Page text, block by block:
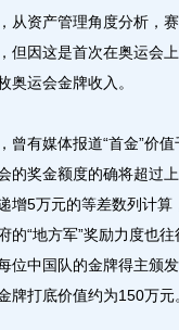
资产管理角度分析，赛
但因这是首次在奥运会
奥运会金牌收入。
有媒体报道“首金”价值
的奖金额度的确将超过
增5万元的等差数列计
的“地方军”奖励力度也
位中国队的金牌得主颁
牌打底价值约为150万元